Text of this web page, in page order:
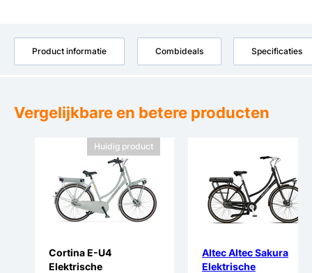
Product informatie Combideals Specificaties
Vergelijkbare en betere producten
Huidig product
Cortina E-U4
Elektrische
Altec Altec Sakura
Elektrische